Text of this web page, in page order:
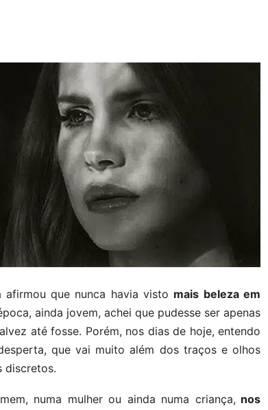
que nunca havia visto mais beleza em
ainda jovem, achei que pudesse ser apenas
até fosse. Porém, nos dias de hoje, entendo
que vai muito além dos traços e olhos
discretos.
numa mulher ou ainda numa criança, nos